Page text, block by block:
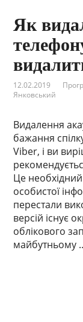
Як
12.02.2019
Янковський
Видалення
бажання
Viber, і ви
Це
особистої
перестали
версій існує
облікового
майбутньому